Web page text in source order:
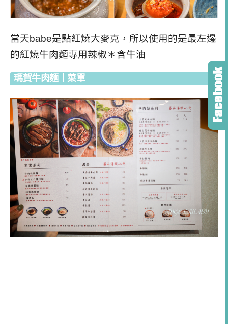
當天babe是點紅燒大麥克，所以使用的是最左邊
的紅燒牛肉麵專用辣椒＊含牛油
瑪賀牛肉麵｜菜單